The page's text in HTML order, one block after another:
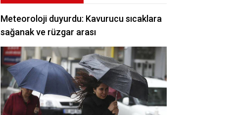
Meteoroloji duyurdu: Kavurucu sıcaklara
sağanak ve rüzgar arası